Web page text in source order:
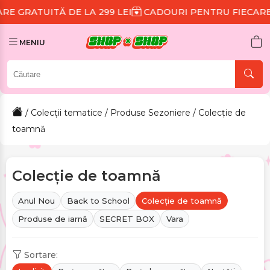
LA 299 LEI CADOURI PENTRU FIECARE COMANDĂ
MENIU
/ Colecții tematice / Produse Sezoniere / Colecție de
toamnă
Colecție de toamnă
Anul Nou Back to School
Colecție de toamnă
Produse de iarnă
SECRET BOX Vara
Sortare: